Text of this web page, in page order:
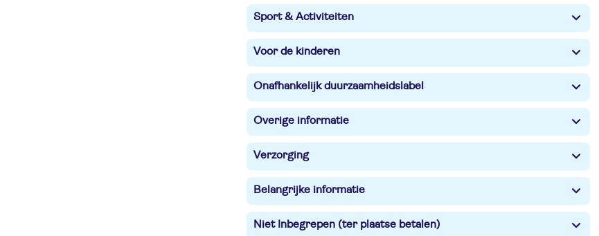
Sport & Activiteiten
Voor de kinderen
Onafhankelijk duurzaamheidslabel
Overige informatie
Verzorging
Belangrijke informatie
Niet Inbegrepen (ter plaatse betalen)